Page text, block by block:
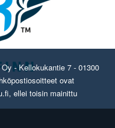
- Kellokukantie 7 - 01300
ovat
ellei toisin mainittu